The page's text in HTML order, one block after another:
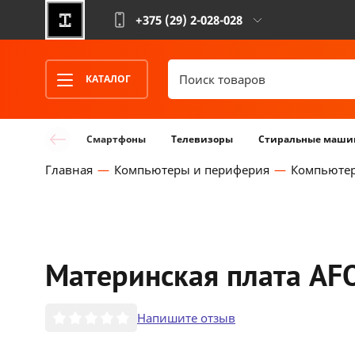
+375 (29) 2-028-028
КАТАЛОГ
Смартфоны Телевизоры Стиральные
Главная Компьютеры и периферия
Материнская плата
Напишите отзыв